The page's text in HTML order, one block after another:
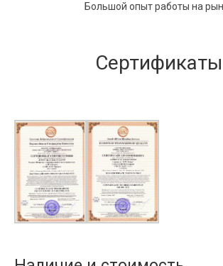
Большой опыт работы на
Сертификаты